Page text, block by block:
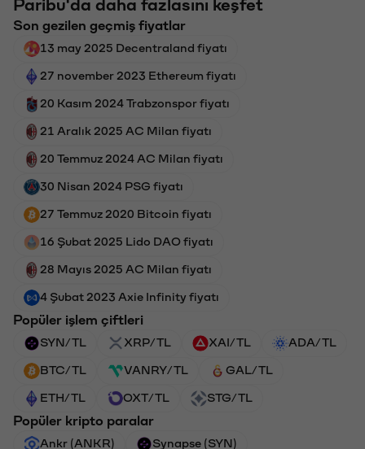
Paribu'da daha fazlasını keşfet
Son gezilen geçmiş fiyatlar
13 may 2025 Decentraland fiyatı
27 november 2023 Ethereum fiyatı
20 Kasım 2024 Trabzonspor fiyatı
21 Aralık 2025 AC Milan fiyatı
20 Temmuz 2024 AC Milan fiyatı
30 Nisan 2024 PSG fiyatı
27 Temmuz 2020 Bitcoin fiyatı
16 Şubat 2025 Lido DAO fiyatı
28 Mayıs 2025 AC Milan fiyatı
4 Şubat 2023 Axie Infinity fiyatı
Popüler işlem çiftleri
SYN/TL XRP/TL XAI/TL ADA/TL
BTC/TL VANRY/TL GAL/TL
ETH/TL OXT/TL STG/TL
Popüler kripto paralar
Ankr (ANKR) Synapse (SYN)